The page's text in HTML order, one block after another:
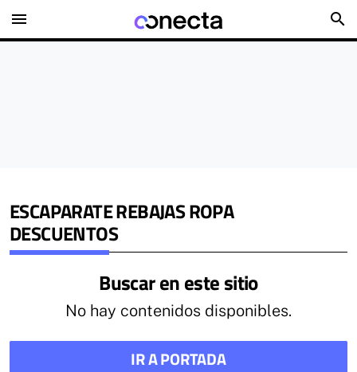
menu search
ESCAPARATE REBAJAS ROPA
DESCUENTOS
Buscar en este sitio
No hay contenidos disponibles.
IR A PORTADA